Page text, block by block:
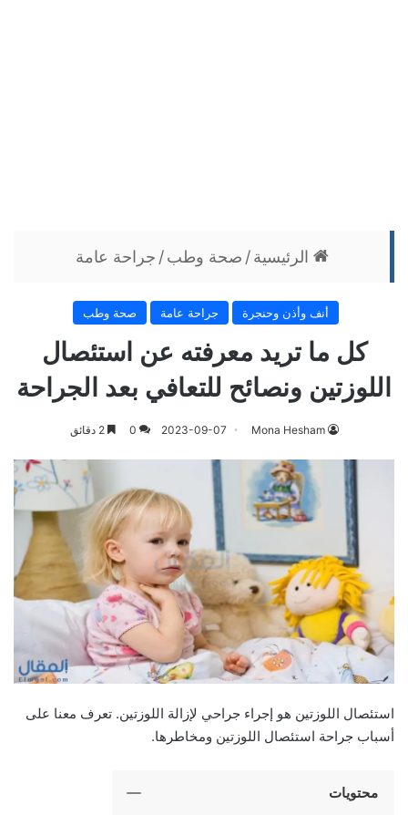
الرئيسية / صحة وطب / جراحة عامة
أنف وأذن وحنجرة جراحة عامة صحة وطب
كل ما تريد معرفته عن استئصال
اللوزتين ونصائح للتعافي بعد الجراحة
Mona Hesham
2023-09-07
0 2 دقائق
استئصال اللوزتين هو إجراء جراحي لإزالة اللوزتين. تعرف معنا على
أسباب جراحة استئصال اللوزتين ومخاطرها.
محتويات